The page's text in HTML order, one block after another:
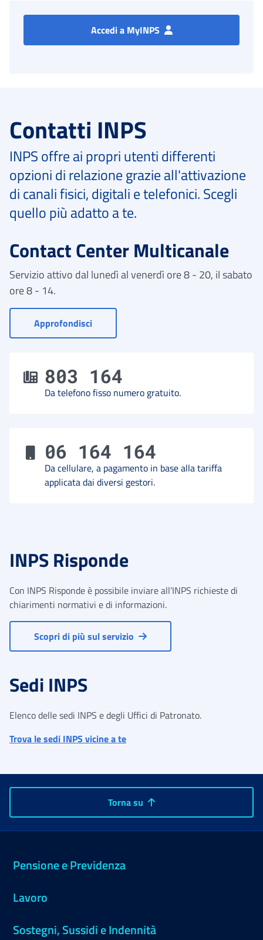
Accedi a MyINPS
Contatti INPS
INPS offre ai propri utenti differenti
opzioni di relazione grazie all'attivazione
di canali fisici, digitali e telefonici. Scegli
quello più adatto a te.
Contact Center Multicanale
Servizio attivo dal lunedì al venerdì ore 8 - 20, il sabato
ore 8 - 14.
Approfondisci- Vai a Contact Center
803 164
Da telefono fisso numero gratuito.
06 164 164
Da cellulare, a pagamento in base alla tariffa
applicata dai diversi gestori.
INPS Risponde
Con INPS Risponde è possibile inviare all’INPS richieste di
chiarimenti normativi e di informazioni.
Scopri di più sul servizio
Sedi INPS
Elenco delle sedi INPS e degli Uffici di Patronato.
Trova le sedi INPS vicine a te
Torna su
Pensione e Previdenza
Lavoro
Sostegni, Sussidi e Indennità